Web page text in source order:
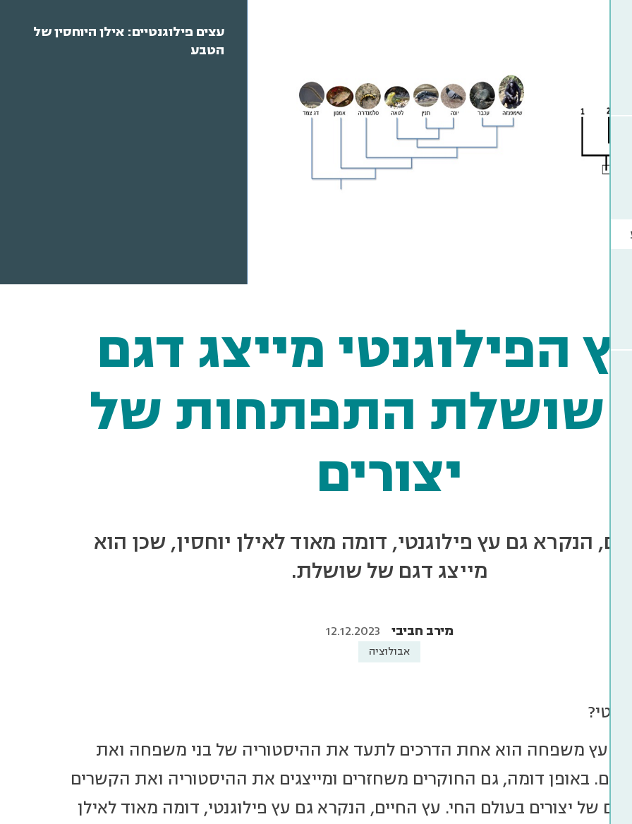
עצים פילוגנטיים: אילן היוחסין של
הטבע
הפילוגנטי מייצג דגם
שושלת התפתחות של
יצורים
הנקרא גם עץ פילוגנטי, דומה מאוד לאילן יוחסין, שכן הוא
מייצג דגם של שושלת.
מירב חביבי 12.12.2023
אבולוציה
או עץ משפחה הוא אחת הדרכים לתעד את ההיסטוריה של בני משפחה ואת
באופן דומה, גם החוקרים משחזרים ומייצגים את ההיסטוריה ואת הקשרים
שונים של יצורים בעולם החי. עץ החיים, הנקרא גם עץ פילוגנטי, דומה מאוד לאילן